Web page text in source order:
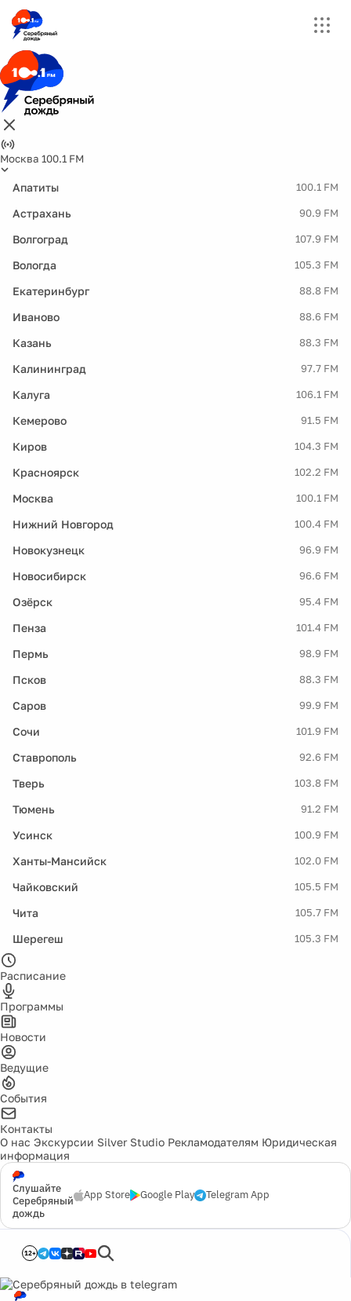
Москва 100.1 FM
Апатиты 100.1 FM
Астрахань 90.9 FM
Волгоград 107.9 FM
Вологда 105.3 FM
Екатеринбург 88.8 FM
Иваново 88.6 FM
Казань 88.3 FM
Калининград 97.7 FM
Калуга 106.1 FM
Кемерово 91.5 FM
Киров 104.3 FM
Красноярск 102.2 FM
Москва 100.1 FM
Нижний Новгород 100.4 FM
Новокузнецк 96.9 FM
Новосибирск 96.6 FM
Озёрск 95.4 FM
Пенза 101.4 FM
Пермь 98.9 FM
Псков 88.3 FM
Саров 99.9 FM
Сочи 101.9 FM
Ставрополь 92.6 FM
Тверь 103.8 FM
Тюмень 91.2 FM
Усинск 100.9 FM
Ханты-Мансийск 102.0 FM
Чайковский 105.5 FM
Чита 105.7 FM
Шерегеш 105.3 FM
Расписание
Программы
Новости
Ведущие
События
Контакты
О нас Экскурсии Silver Studio Рекламодателям Юридическая
информация
Слушайте
Серебряный
дождь
App Store Google Play Telegram App
12+